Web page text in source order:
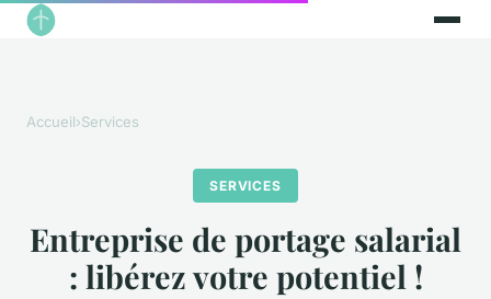
Accueil›Services
SERVICES
Entreprise de portage salarial
: libérez votre potentiel !